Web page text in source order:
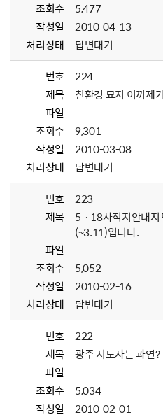
조회수
5,477
작성일
2010-04-13
처리상태
답변대기
번호
224
제목
친환경 묘지 이끼제
파일
조회수
9,301
작성일
2010-03-08
처리상태
답변대기
번호
223
제목
5ㆍ18사적지안내지
(~3.11)입니다.
파일
조회수
5,052
작성일
2010-02-16
처리상태
답변대기
번호
222
제목
광주 지도자는 과연?
파일
조회수
5,034
작성일
2010-02-01